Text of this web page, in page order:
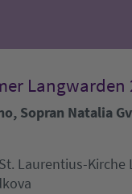
Langwarden
Sopran Natalia
St. Laurentius-Kirche